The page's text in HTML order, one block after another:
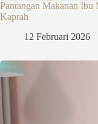
Pantangan Makanan Ibu
Kaprah
12 Februari 2026